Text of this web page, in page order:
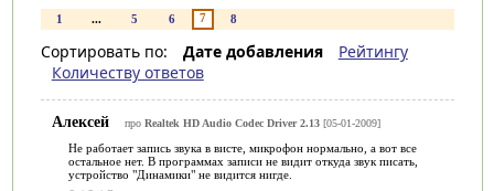
1 ... 5 6 7 8
Сортировать по: Дате добавления
Рейтингу
Количеству ответов
Алексей про Realtek HD Audio Codec Driver 2.13[05-01-2009]
Не работает запись звука в висте, микрофон нормально, а вот все
остальное нет. В программах записи не видит откуда звук писать,
устройство "Динамики" не видится нигде.